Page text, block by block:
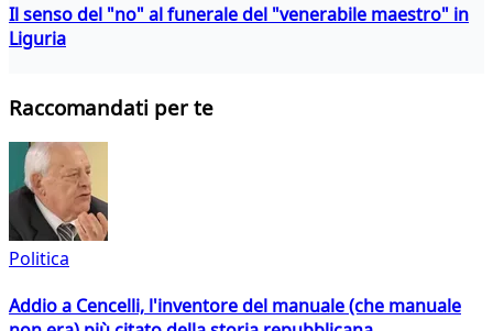
Il senso del "no" al funerale del "venerabile maestro" in
Liguria
Raccomandati per te
Politica
Addio a Cencelli, l'inventore del manuale (che manuale